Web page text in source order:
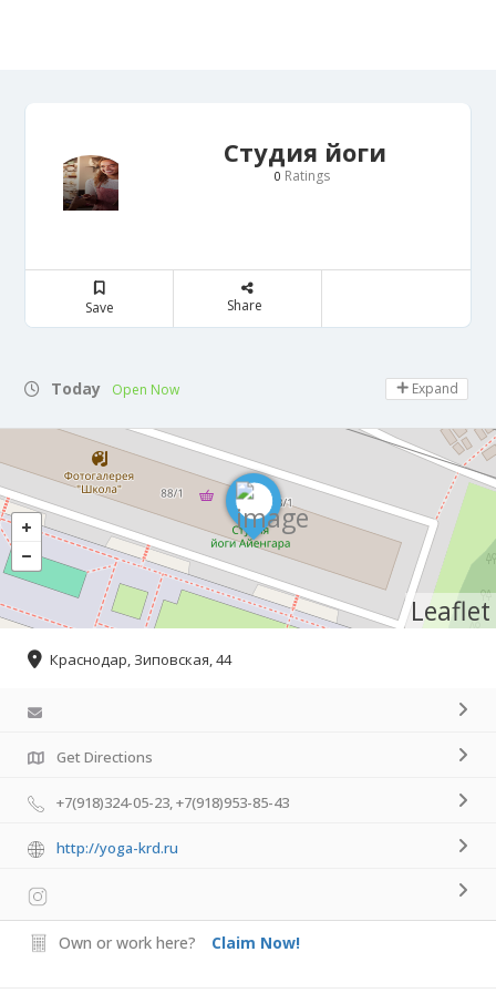
Студия йоги
0 Ratings
Save Share
Today Open Now Expand
Leaflet
Краснодар, Зиповская, 44
Get Directions
+7(918)324-05-23, +7(918)953-85-43
http://yoga-krd.ru
Own or work here? Claim Now!